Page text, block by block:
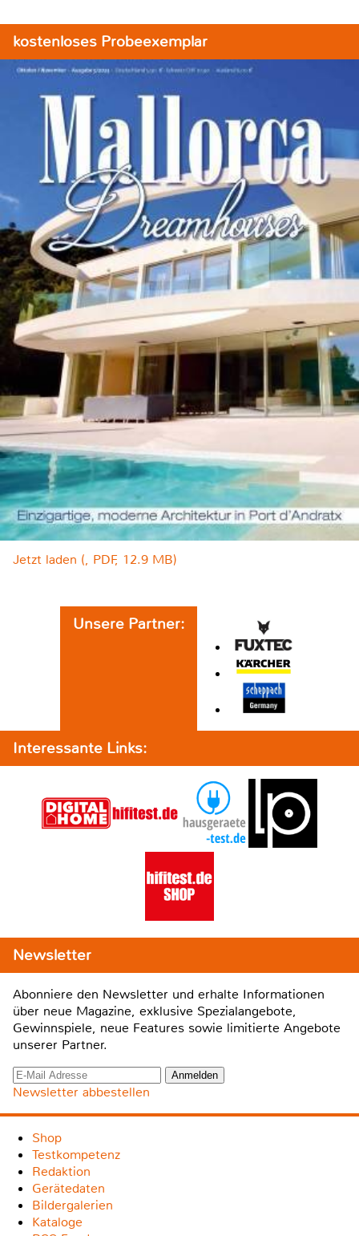
kostenloses Probeexemplar
Jetzt laden (, PDF, 12.9 MB)
Unsere Partner:
Interessante Links:
Newsletter
Abonniere den Newsletter und erhalte Informationen
über neue Magazine, exklusive Spezialangebote,
Gewinnspiele, neue Features sowie limitierte Angebote
unserer Partner.
Newsletter abbestellen
Shop
Testkompetenz
Redaktion
Gerätedaten
Bildergalerien
Kataloge